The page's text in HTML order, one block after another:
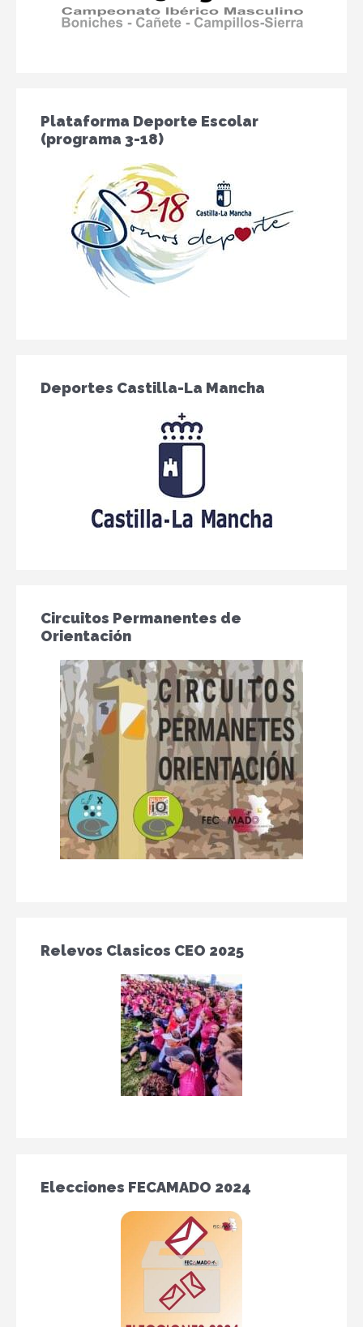
Plataforma Deporte Escolar
(programa 3-18)
Deportes Castilla-La Mancha
Circuitos Permanentes de
Orientación
Relevos Clasicos CEO 2025
Elecciones FECAMADO 2024